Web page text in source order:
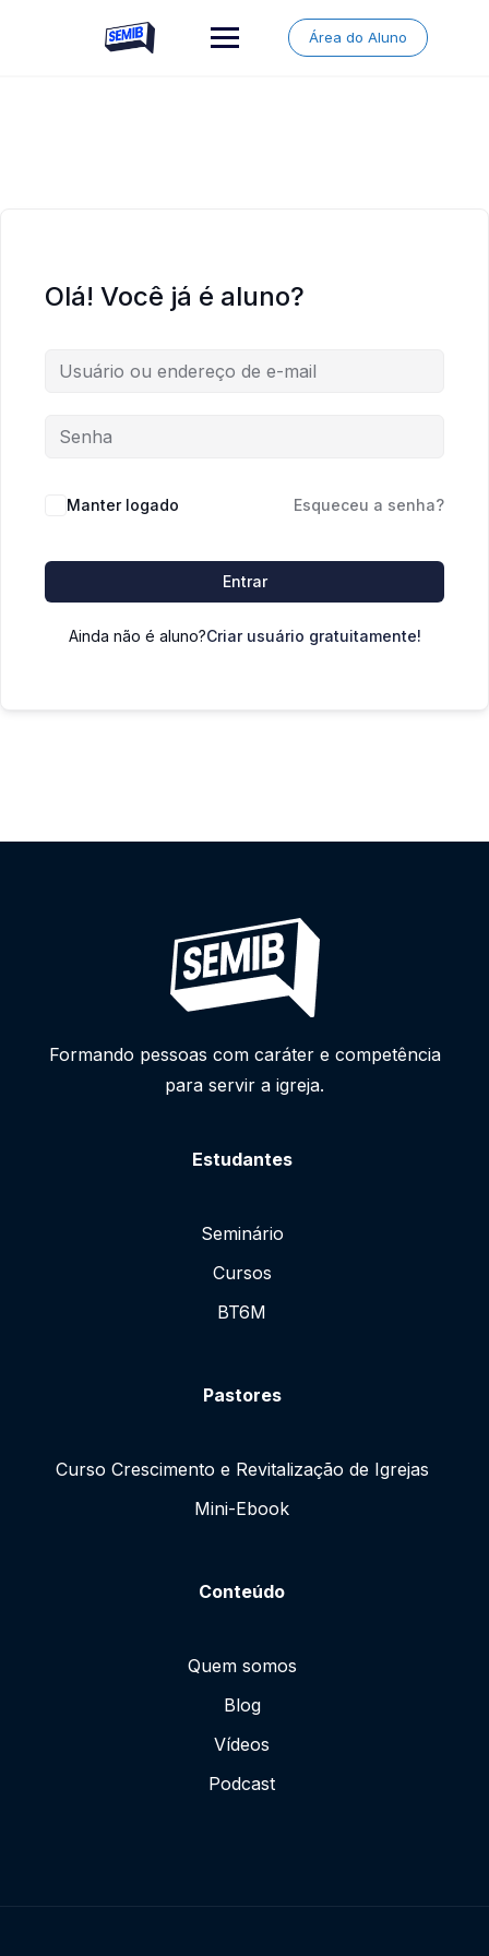
Área do Aluno
Olá! Você já é aluno?
Manter logado Esqueceu a senha?
Entrar
Ainda não é aluno?Criar usuário gratuitamente!
Formando pessoas com caráter e competência
para servir a igreja.
Estudantes
Seminário
Cursos
BT6M
Pastores
Curso Crescimento e Revitalização de Igrejas
Mini-Ebook
Conteúdo
Quem somos
Blog
Vídeos
Podcast